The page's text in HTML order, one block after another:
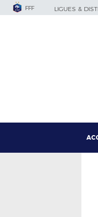
FFF LIGUES &